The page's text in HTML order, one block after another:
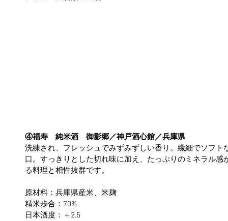
④福寿　純米酒　御影郷／神戸酒心館／兵庫県
洗練され、フレッシュでみずみずしい香り。繊細でソフト
口。すっきりとした切れ味に加え、たっぷりのミネラル
る料理と相性抜群です。
原材料：兵庫県産米、米麹
精米歩合：70%
日本酒度：＋2.5